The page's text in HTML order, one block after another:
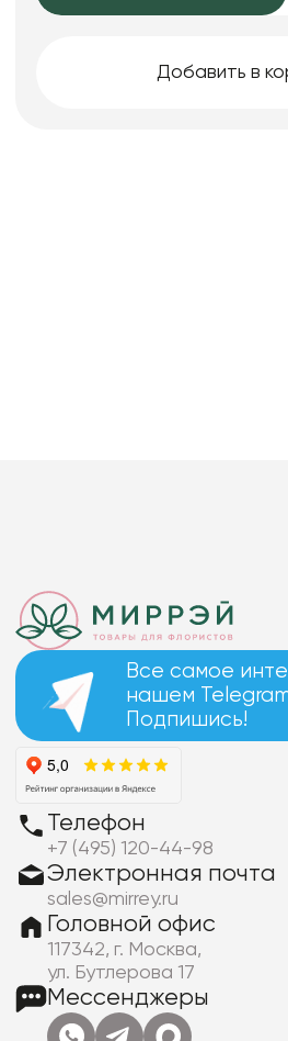
Добавить в
Все самое
нашем
Подпишись!
Телефон
+7 (495) 120-44-98
Электронная почта
sales@mirrey.ru
Головной офис
117342, г. Москва,
ул. Бутлерова 17
Мессенджеры